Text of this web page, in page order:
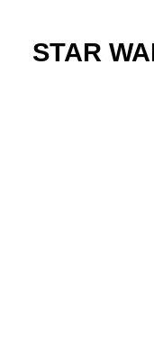
STAR